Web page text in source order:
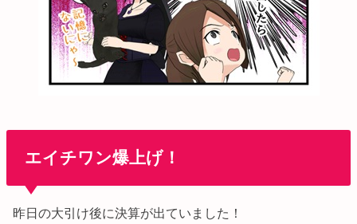
エイチワン爆上げ！
昨日の大引け後に決算が出ていました！